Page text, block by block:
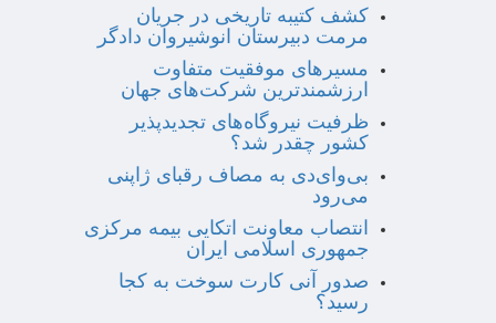
کشف کتیبه تاریخی در جریان
مرمت دبیرستان انوشیروان دادگر
مسیرهای موفقیت متفاوت
ارزشمندترین شرکت‌های جهان
ظرفیت نیروگاه‌های تجدیدپذیر
کشور چقدر شد؟
بی‌وای‌دی به مصاف رقبای ژاپنی
می‌رود
انتصاب معاونت اتکایی بیمه مرکزی
جمهوری اسلامی ایران
صدور آنی کارت سوخت به کجا
رسید؟